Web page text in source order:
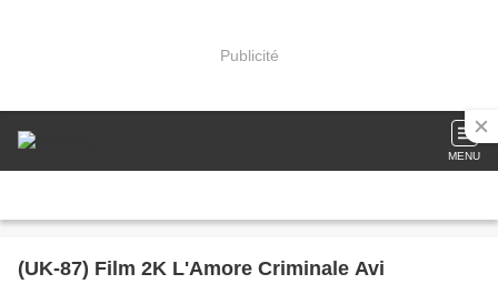
Publicité
MENU
(UK-87) Film 2K L'Amore Criminale Avi